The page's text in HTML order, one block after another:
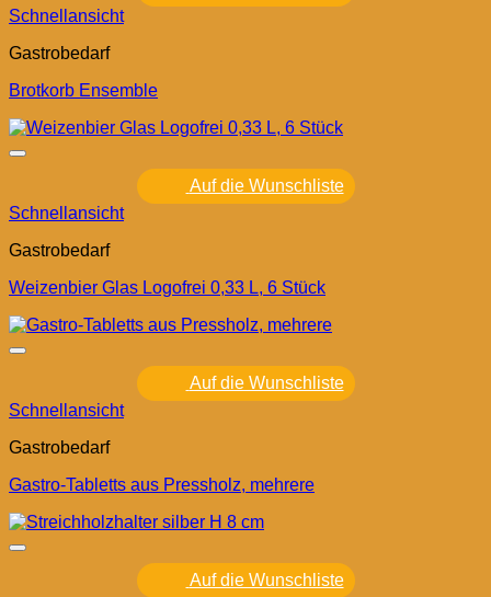
Schnellansicht
Gastrobedarf
Brotkorb Ensemble
Auf die Wunschliste
Schnellansicht
Gastrobedarf
Weizenbier Glas Logofrei 0,33 L, 6 Stück
Auf die Wunschliste
Schnellansicht
Gastrobedarf
Gastro-Tabletts aus Pressholz, mehrere
Auf die Wunschliste